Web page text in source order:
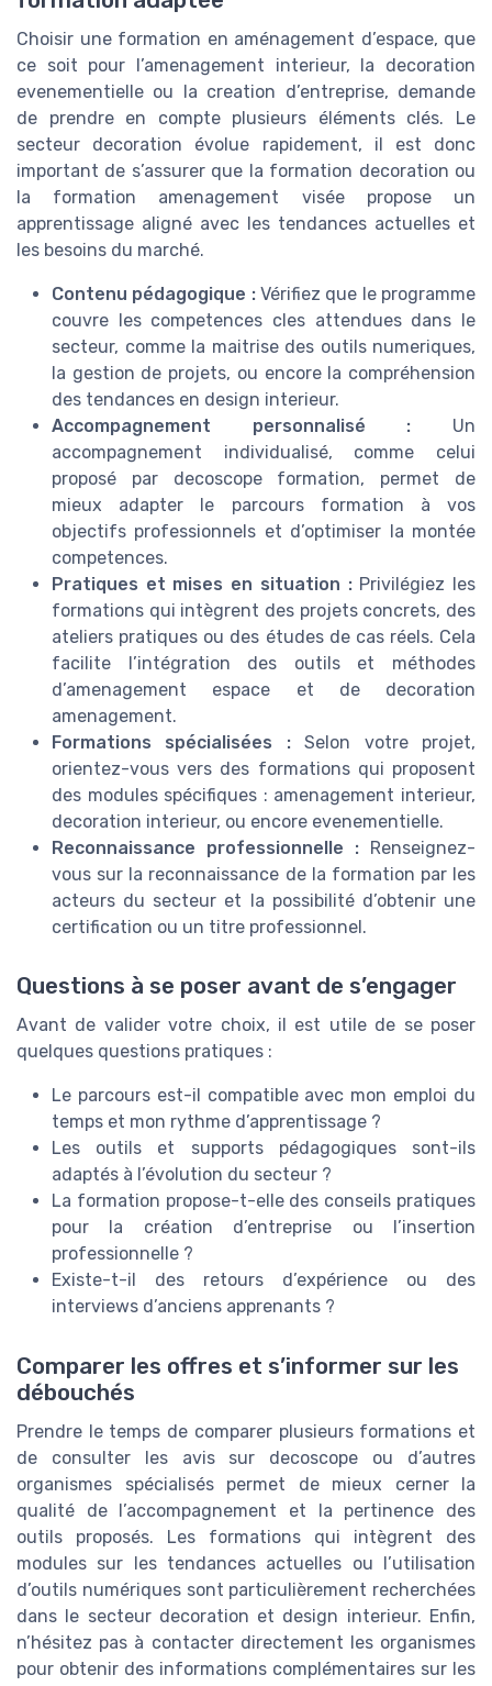
Choisir une formation en aménagement d’espace, que
ce soit pour l’amenagement interieur, la decoration
evenementielle ou la creation d’entreprise, demande
de prendre en compte plusieurs éléments clés. Le
secteur decoration évolue rapidement, il est donc
important de s’assurer que la formation decoration ou
la formation amenagement visée propose un
apprentissage aligné avec les tendances actuelles et
les besoins du marché.
Contenu pédagogique :Vérifiez que le programme
couvre les competences cles attendues dans le
secteur, comme la maitrise des outils numeriques,
la gestion de projets, ou encore la compréhension
des tendances en design interieur.
Accompagnement personnalisé : Un
accompagnement individualisé, comme celui
proposé par decoscope formation, permet de
mieux adapter le parcours formation à vos
objectifs professionnels et d’optimiser la montée
competences.
Pratiques et mises en situation :Privilégiez les
formations qui intègrent des projets concrets, des
ateliers pratiques ou des études de cas réels. Cela
facilite l’intégration des outils et méthodes
d’amenagement espace et de decoration
amenagement.
Formations spécialisées :Selon votre projet,
orientez-vous vers des formations qui proposent
des modules spécifiques : amenagement interieur,
decoration interieur, ou encore evenementielle.
Reconnaissance professionnelle : Renseignez-
vous sur la reconnaissance de la formation par les
acteurs du secteur et la possibilité d’obtenir une
certification ou un titre professionnel.
Questions à se poser avant de s’engager
Avant de valider votre choix, il est utile de se poser
quelques questions pratiques :
Le parcours est-il compatible avec mon emploi du
temps et mon rythme d’apprentissage ?
Les outils et supports pédagogiques sont-ils
adaptés à l’évolution du secteur ?
La formation propose-t-elle des conseils pratiques
pour la création d’entreprise ou l’insertion
professionnelle ?
Existe-t-il des retours d’expérience ou des
interviews d’anciens apprenants ?
Comparer les offres et s’informer sur les
débouchés
Prendre le temps de comparer plusieurs formations et
de consulter les avis sur decoscope ou d’autres
organismes spécialisés permet de mieux cerner la
qualité de l’accompagnement et la pertinence des
outils proposés. Les formations qui intègrent des
modules sur les tendances actuelles ou l’utilisation
d’outils numériques sont particulièrement recherchées
dans le secteur decoration et design interieur. Enfin,
n’hésitez pas à contacter directement les organismes
pour obtenir des informations complémentaires sur les